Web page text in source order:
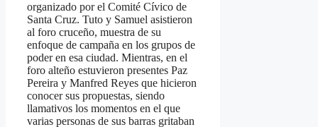
organizado por el Comité Cívico de
Santa Cruz. Tuto y Samuel asistieron
al foro cruceño, muestra de su
enfoque de campaña en los grupos de
poder en esa ciudad. Mientras, en el
foro alteño estuvieron presentes Paz
Pereira y Manfred Reyes que hicieron
conocer sus propuestas, siendo
llamativos los momentos en el que
varias personas de sus barras gritaban